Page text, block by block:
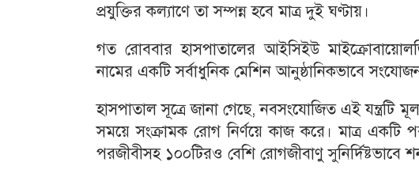
প্রযুক্তির কল্যাণে তা সম্পন্ন হবে মাত্র দুই ঘণ্টায়।
গত রোববার হাসপাতালের আইসিইউ
নামের একটি সর্বাধুনিক মেশিন আনুষ্ঠানিকভাবে
হাসপাতাল সূত্রে জানা গেছে, নবসংযোজিত এই যন্ত্রটি
সময়ে সংক্রামক রোগ নির্ণয়ে কাজ করে। মাত্র একটি
পরজীবীসহ ১০০টিরও বেশি রোগজীবাণু সুনির্দিষ্টভাবে